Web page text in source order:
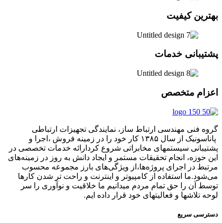
بهترین کیفیت
پشتیبانی خدمات
اعزام متخصص
گروه فنی مهندسی ارتباط ساز، نمایندگی تجهیزات ارتباطی
پاناسونیک از سال ۱۳۸۵ کار خود را در زمینه فروش ،اجرا و
پشتیبانی سیستمهای مخابراتی شروع کردارائه خدمات تخصصی در
این حوزه، انجام تحقیقات مستمر و ایجاد دانش به‌ روز در زمینه‌های
مرتبط در اجرای پروژه‌ها،از ویژگی‌های بارز مجموعه محسوب
می‌شود.ما استفاده از کامپیوتر و اینترنت و راحت تر شدن کارها
توسط آن را حق تمام مردم میدانیم ما خلاقیت و نوآوری را سر
لوحه تلاشها و فعالیتهای خود قرار داده ایم.
دسترسی سریع